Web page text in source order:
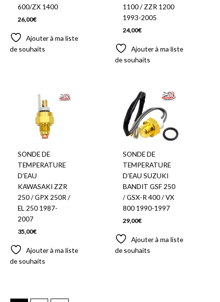
600/ZX 1400
26,00€
Ajouter à ma liste
de souhaits
1100 / ZZR 1200
1993-2005
24,00€
Ajouter à ma liste
de souhaits
SONDE DE
TEMPERATURE
D’EAU
KAWASAKI ZZR
250 / GPX 250R /
EL 250 1987-
2007
35,00€
Ajouter à ma liste
de souhaits
SONDE DE
TEMPERATURE
D’EAU SUZUKI
BANDIT GSF 250
/ GSX-R 400 / VX
800 1990-1997
29,00€
Ajouter à ma liste
de souhaits